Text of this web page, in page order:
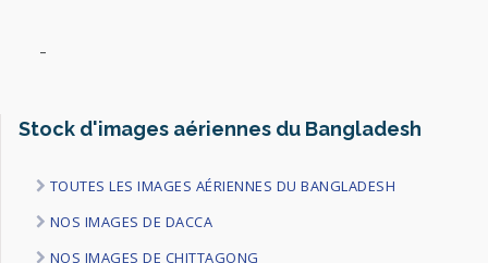
-
Stock d'images aériennes du Bangladesh
TOUTES LES IMAGES AÉRIENNES DU BANGLADESH
NOS IMAGES DE DACCA
NOS IMAGES DE CHITTAGONG